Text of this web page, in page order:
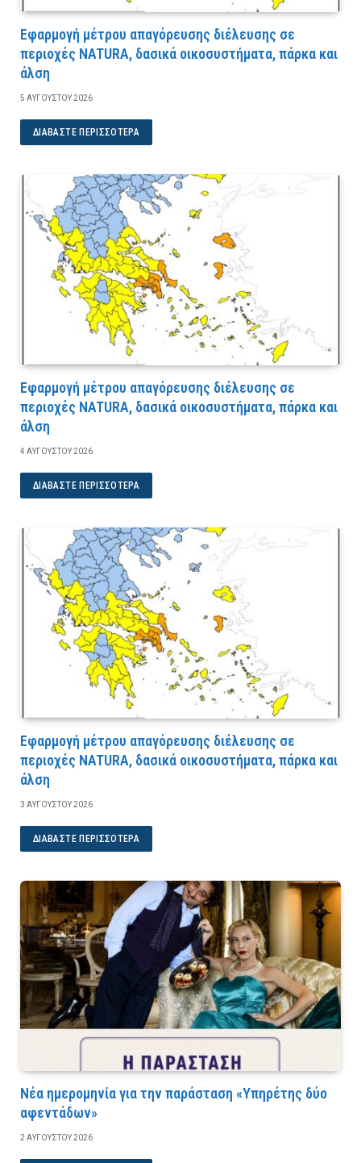
Εφαρμογή μέτρου απαγόρευσης διέλευσης σε
περιοχές NATURA, δασικά οικοσυστήματα, πάρκα και
άλση
5 ΑΥΓΟΎΣΤΟΥ 2026
ΔΙΑΒΆΣΤΕ ΠΕΡΙΣΣΌΤΕΡΑ
Εφαρμογή μέτρου απαγόρευσης διέλευσης σε
περιοχές NATURA, δασικά οικοσυστήματα, πάρκα και
άλση
4 ΑΥΓΟΎΣΤΟΥ 2026
ΔΙΑΒΆΣΤΕ ΠΕΡΙΣΣΌΤΕΡΑ
Εφαρμογή μέτρου απαγόρευσης διέλευσης σε
περιοχές NATURA, δασικά οικοσυστήματα, πάρκα και
άλση
3 ΑΥΓΟΎΣΤΟΥ 2026
ΔΙΑΒΆΣΤΕ ΠΕΡΙΣΣΌΤΕΡΑ
Νέα ημερομηνία για την παράσταση «Υπηρέτης δύο
αφεντάδων»
2 ΑΥΓΟΎΣΤΟΥ 2026